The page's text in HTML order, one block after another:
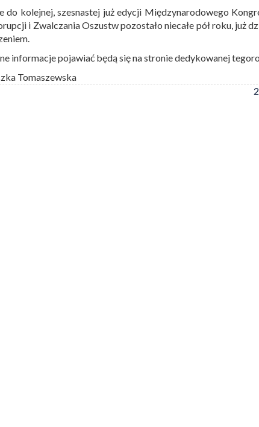
do kolejnej, szesnastej już edycji Międzynarodowego
i Zwalczania Oszustw pozostało niecałe pół roku, już
informacje pojawiać będą się na stronie dedykowanej
Tomaszewska